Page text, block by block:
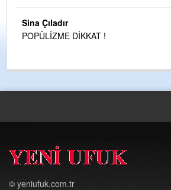
Sina Çıladır
POPÜLİZME DİKKAT !
© yeniufuk.com.tr